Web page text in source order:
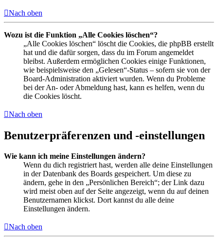
Nach oben
Wozu ist die Funktion „Alle Cookies löschen“?
„Alle Cookies löschen“ löscht die Cookies, die phpBB erstellt
hat und die dafür sorgen, dass du im Forum angemeldet
bleibst. Außerdem ermöglichen Cookies einige Funktionen,
wie beispielsweise den „Gelesen“-Status – sofern sie von der
Board-Administration aktiviert wurden. Wenn du Probleme
bei der An- oder Abmeldung hast, kann es helfen, wenn du
die Cookies löscht.
Nach oben
Benutzerpräferenzen und -einstellungen
Wie kann ich meine Einstellungen ändern?
Wenn du dich registriert hast, werden alle deine Einstellungen
in der Datenbank des Boards gespeichert. Um diese zu
ändern, gehe in den „Persönlichen Bereich“; der Link dazu
wird meist oben auf der Seite angezeigt, wenn du auf deinen
Benutzernamen klickst. Dort kannst du alle deine
Einstellungen ändern.
Nach oben